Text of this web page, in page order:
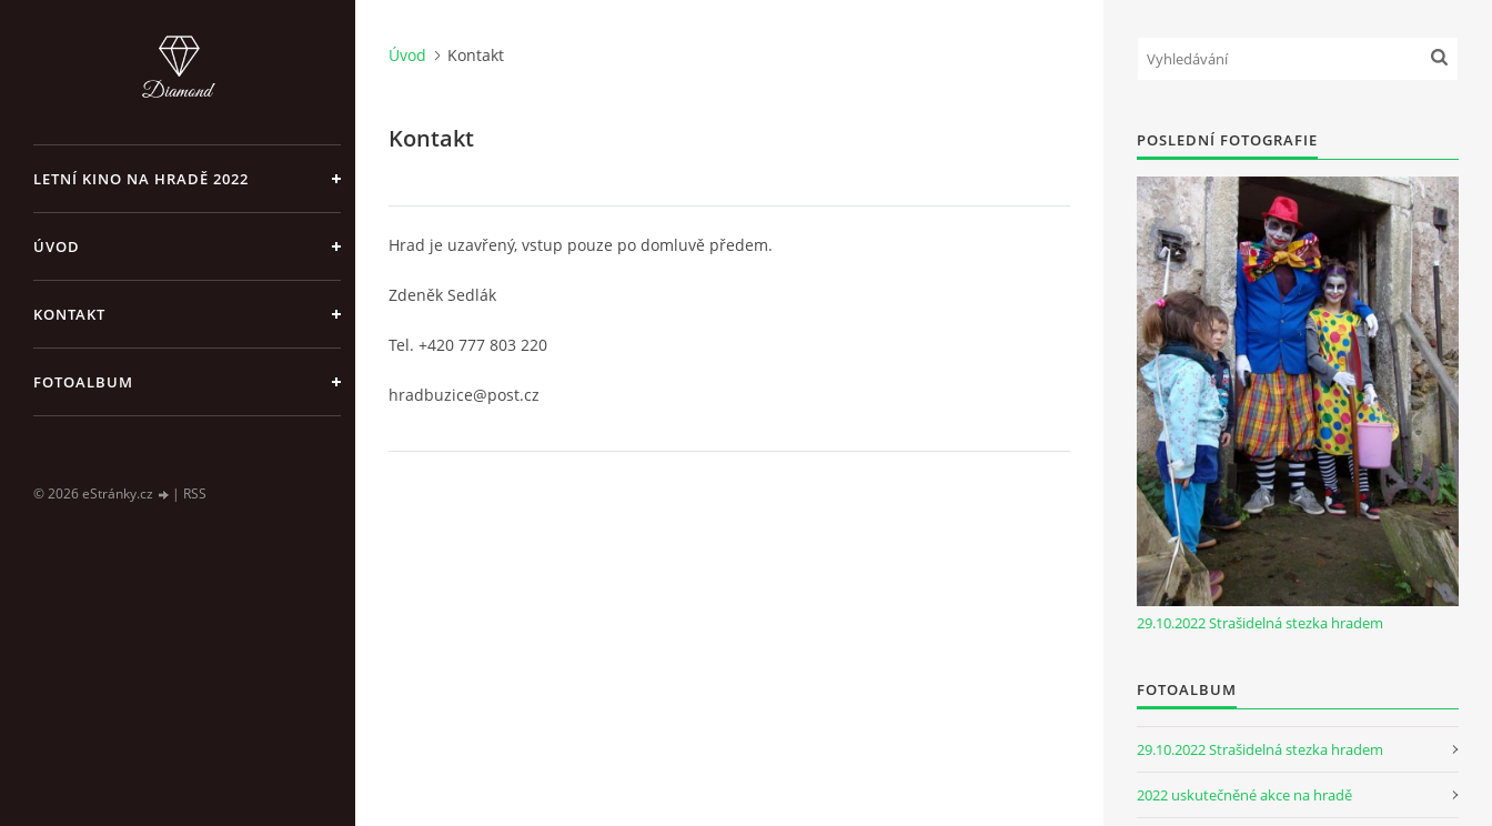
LETNÍ KINO NA HRADĚ 2022
ÚVOD
KONTAKT
FOTOALBUM
© 2026 eStránky.cz | RSS
Úvod Kontakt
Kontakt
Hrad je uzavřený, vstup pouze po domluvě předem.
Zdeněk Sedlák
Tel. +420 777 803 220
hradbuzice@post.cz
POSLEDNÍ FOTOGRAFIE
29.10.2022 Strašidelná stezka hradem
FOTOALBUM
29.10.2022 Strašidelná stezka hradem
2022 uskutečněné akce na hradě